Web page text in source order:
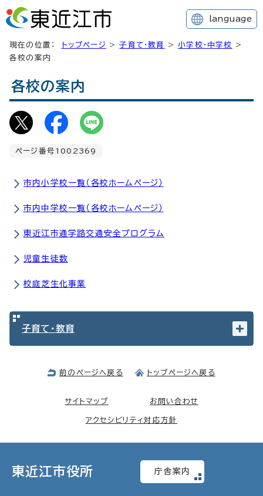
language
現在の位置： トップページ >子育て・教育 >小学校・中学校
>
各校の案内
各校の案内
ページ番号1002369
市内小学校一覧（各校ホームページ）
市内中学校一覧（各校ホームページ）
東近江市通学路交通安全プログラム
児童生徒数
校庭芝生化事業
子育て・教育
前のページへ戻る トップページへ戻る
サイトマップ お問い合わせ
アクセシビリティ対応方針
東近江市役所 庁舎案内